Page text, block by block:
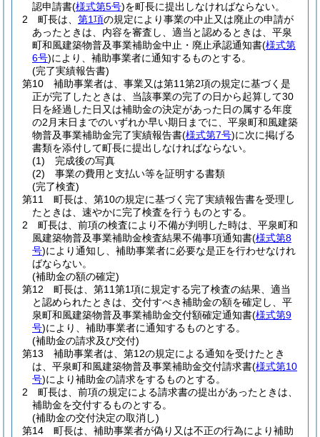
認申請書(様式第5号)を町長に提出しなければならない。
2 町長は、 第1項の規定により事業の中止又は廃止の申請が
あったときは、内容を審査し、適当と認めるときは、平泉
町和風建築物普及事業補助金中止・廃止承認通知書(様式第
6号)により、補助事業者に通知するものとする。
(完了実績報告書)
第10 補助事業者は、事業又は第11第2項の規定に基づく是
正が完了したときは、当該事業の完了の日から起算して30
日を経過した日又は補助金の決定があった日の属する年度
の2月末日までのいずれか早い期日までに、平泉町和風建築
物普及事業補助金完了実績報告書(様式第7号)に次に掲げる
書類を添付して町長に提出しなければならない。
(1) 完成後の写真
(2) 事業の費用と支払い等を証明する書類
(完了検査)
第11 町長は、第10の規定に基づく完了実績報告書を受理し
たときは、速やかに完了検査を行うものとする。
2 町長は、前項の検査により不備が判明した時は、平泉町和
風建築物普及事業補助金検査結果不備事項通知書(様式第8
号)により通知し、補助事業者に必要な是正を行わせなけれ
ばならない。
(補助金の額の確定)
第12 町長は、第11第1項に規定する完了検査の結果、適当
と認められたときは、交付すべき補助金の額を確定し、平
泉町和風建築物普及事業補助金交付額確定通知書(様式第9
号)により、補助事業者に通知するものとする。
(補助金の請求及び交付)
第13 補助事業者は、第12の規定による通知を受けたとき
は、平泉町和風建築物普及事業補助金交付請求書(様式第10
号)により補助金の請求をするものとする。
2 町長は、前項の規定による請求書の提出があったときは、
補助金を交付するものとする。
(補助金の交付決定の取消し)
第14 町長は、補助事業者が偽り又は不正の行為により補助